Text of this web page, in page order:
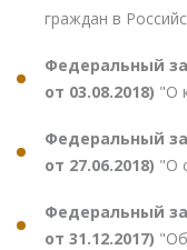
граждан в
Федеральный
от 03.08.2018) "О
Федеральный
от 27.06.2018) "О
Федеральный
от 31.12.2017)